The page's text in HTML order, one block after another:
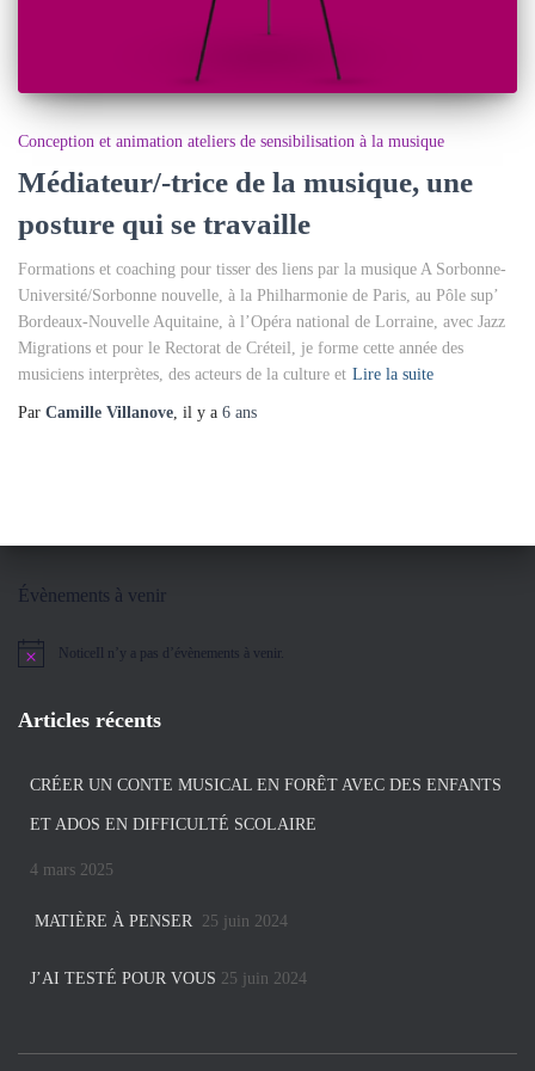
Conception et animation ateliers de sensibilisation à la musique
Médiateur/-trice de la musique, une
posture qui se travaille
Formations et coaching pour tisser des liens par la musique A Sorbonne-
Université/Sorbonne nouvelle, à la Philharmonie de Paris, au Pôle sup’
Bordeaux-Nouvelle Aquitaine, à l’Opéra national de Lorraine, avec Jazz
Migrations et pour le Rectorat de Créteil, je forme cette année des
musiciens interprètes, des acteurs de la culture et Lire la suite
Par Camille Villanove , il y a 6 ans
Évènements à venir
Notice Il n’y a pas d’évènements à venir.
Articles récents
CRÉER UN CONTE MUSICAL EN FORÊT AVEC DES ENFANTS
ET ADOS EN DIFFICULTÉ SCOLAIRE
4 mars 2025
MATIÈRE À PENSER 25 juin 2024
J’AI TESTÉ POUR VOUS 25 juin 2024